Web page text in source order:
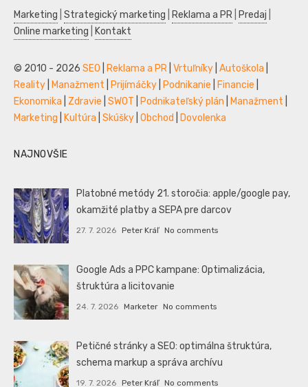
Marketing Strategický marketing Reklama a PR Predaj
Online marketing
Kontakt
© 2010 - 2026 SEO Reklama a PR Vrtuľníky Autoškola
Reality
Manažment Prijímáčky Podnikanie Financie
Ekonomika
Zdravie SWOT Podnikateľský plán Manažment
Marketing
Kultúra Skúšky Obchod Dovolenka
NAJNOVŠIE
Platobné metódy 21. storočia: apple/google pay,
okamžité platby a SEPA pre darcov
27. 7. 2026 Peter Kráľ No comments
Google Ads a PPC kampane: Optimalizácia,
štruktúra a licitovanie
24. 7. 2026 Marketer No comments
Petičné stránky a SEO: optimálna štruktúra,
schema markup a správa archívu
19. 7. 2026 Peter Kráľ No comments